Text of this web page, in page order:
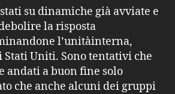
su dinamiche già avviate e
la risposta
l’unitàinterna,
Stati Uniti. Sono tentativi che
andati a buon fine solo
che anche alcuni dei gruppi